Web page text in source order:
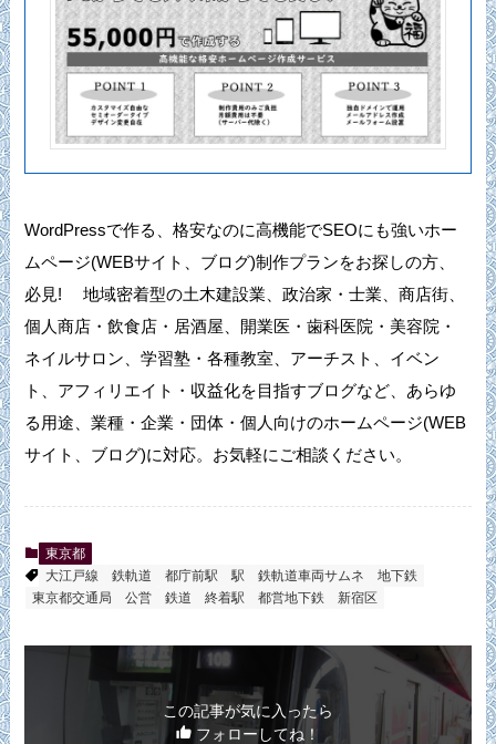
WordPressで作る、格安なのに高機能でSEOにも強いホー
ムページ(WEBサイト、ブログ)制作プランをお探しの方、
必見! 地域密着型の土木建設業、政治家・士業、商店街、
個人商店・飲食店・居酒屋、開業医・歯科医院・美容院・
ネイルサロン、学習塾・各種教室、アーチスト、イベン
ト、アフィリエイト・収益化を目指すブログなど、あらゆ
る用途、業種・企業・団体・個人向けのホームページ(WEB
サイト、ブログ)に対応。お気軽にご相談ください。
東京都
大江戸線
鉄軌道 都庁前駅 駅 鉄軌道車両サムネ
地下鉄
東京都交通局
公営 鉄道 終着駅 都営地下鉄 新宿区
この記事が気に入ったら
フォローしてね！